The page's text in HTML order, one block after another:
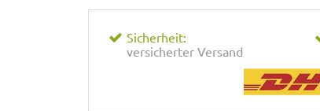
Sicherheit:
versicherter Versand